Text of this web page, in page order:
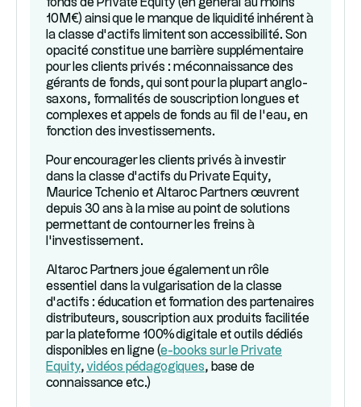
fonds de Private Equity (en général au moins
10M€) ainsi que le manque de liquidité inhérent à
la classe d’actifs limitent son accessibilité. Son
opacité constitue une barrière supplémentaire
pour les clients privés : méconnaissance des
gérants de fonds, qui sont pour la plupart anglo-
saxons, formalités de souscription longues et
complexes et appels de fonds au fil de l’eau, en
fonction des investissements.
Pour encourager les clients privés à investir
dans la classe d’actifs du Private Equity,
Maurice Tchenio et Altaroc Partners œuvrent
depuis 30 ans à la mise au point de solutions
permettant de contourner les freins à
l’investissement.
Altaroc Partners joue également un rôle
essentiel dans la vulgarisation de la classe
d’actifs : éducation et formation des partenaires
distributeurs, souscription aux produits facilitée
par la plateforme 100%digitale et outils dédiés
disponibles en ligne (e-books sur le Private
Equity, vidéos pédagogiques, base de
connaissance etc.)